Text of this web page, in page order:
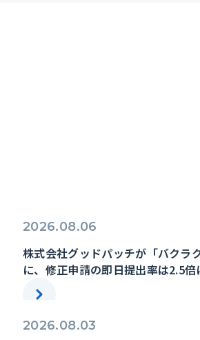
2026.08.06
株式会社グッドパッチが「バクラ
に、修正申請の即日提出率は2.5倍
2026.08.03